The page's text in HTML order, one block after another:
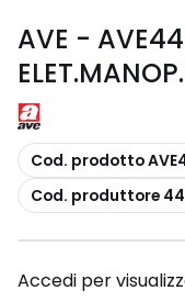
AVE -
copia
Cod. prodotto
copia
Cod. produttore
Accedi per